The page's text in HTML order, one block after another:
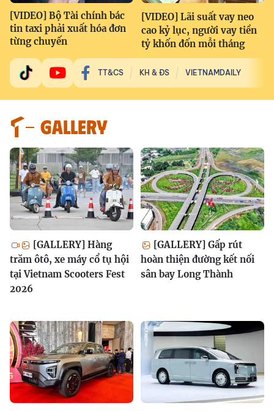
[VIDEO] Bộ Tài chính bác
tin taxi phải xuất hóa đơn
từng chuyến
[VIDEO] Lãi suất vay neo
cao kỷ lục, người vay tiền
tỷ khốn đốn mỗi tháng
TT&CS KH & ĐS VIETNAMDAILY
GALLERY
[GALLERY] Hàng
trăm ôtô, xe máy cổ tụ hội
tại Vietnam Scooters Fest
2026
[GALLERY] Gấp rút
hoàn thiện đường kết nối
sân bay Long Thành